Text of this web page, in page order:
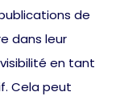
de
dans leur
en tant
Cela peut